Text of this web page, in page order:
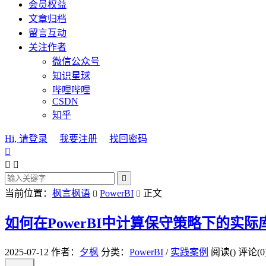
会员权益
文章归档
留言互动
关注作者
微信公众号
知识星球
哔哩哔哩
CSDN
知乎
Hi, 请登录 我要注册
找回密码

 

当前位置： 枫言枫语  PowerBI  正文
如何在PowerBI中计算保守策略下的实际
2025-07-12 作者： 夕枫 分类： PowerBI / 实践案例 阅读() 评论